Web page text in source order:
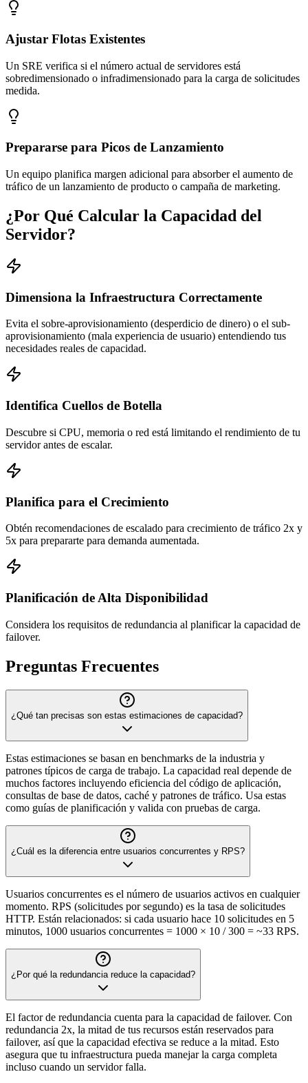
Ajustar Flotas Existentes
Un SRE verifica si el número actual de servidores está
sobredimensionado o infradimensionado para la carga de solicitudes
medida.
Prepararse para Picos de Lanzamiento
Un equipo planifica margen adicional para absorber el aumento de
tráfico de un lanzamiento de producto o campaña de marketing.
¿Por Qué Calcular la Capacidad del
Servidor?
Dimensiona la Infraestructura Correctamente
Evita el sobre-aprovisionamiento (desperdicio de dinero) o el sub-
aprovisionamiento (mala experiencia de usuario) entendiendo tus
necesidades reales de capacidad.
Identifica Cuellos de Botella
Descubre si CPU, memoria o red está limitando el rendimiento de tu
servidor antes de escalar.
Planifica para el Crecimiento
Obtén recomendaciones de escalado para crecimiento de tráfico 2x y
5x para prepararte para demanda aumentada.
Planificación de Alta Disponibilidad
Considera los requisitos de redundancia al planificar la capacidad de
failover.
Preguntas Frecuentes
¿Qué tan precisas son estas estimaciones de capacidad?
Estas estimaciones se basan en benchmarks de la industria y
patrones típicos de carga de trabajo. La capacidad real depende de
muchos factores incluyendo eficiencia del código de aplicación,
consultas de base de datos, caché y patrones de tráfico. Usa estas
como guías de planificación y valida con pruebas de carga.
¿Cuál es la diferencia entre usuarios concurrentes y RPS?
Usuarios concurrentes es el número de usuarios activos en cualquier
momento. RPS (solicitudes por segundo) es la tasa de solicitudes
HTTP. Están relacionados: si cada usuario hace 10 solicitudes en 5
minutos, 1000 usuarios concurrentes = 1000 × 10 / 300 = ~33 RPS.
¿Por qué la redundancia reduce la capacidad?
El factor de redundancia cuenta para la capacidad de failover. Con
redundancia 2x, la mitad de tus recursos están reservados para
failover, así que la capacidad efectiva se reduce a la mitad. Esto
asegura que tu infraestructura pueda manejar la carga completa
incluso cuando un servidor falla.